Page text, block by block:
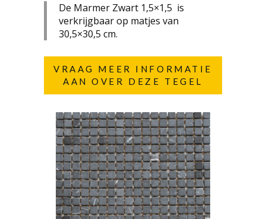
De Marmer Zwart 1,5×1,5 is
verkrijgbaar op matjes van
30,5×30,5 cm.
VRAAG MEER INFORMATIE
AAN OVER DEZE TEGEL